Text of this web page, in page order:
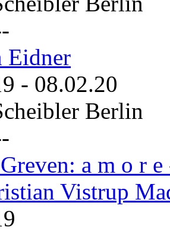
Eidner
- 08.02.20
Berlin
a m o r
Vistrup